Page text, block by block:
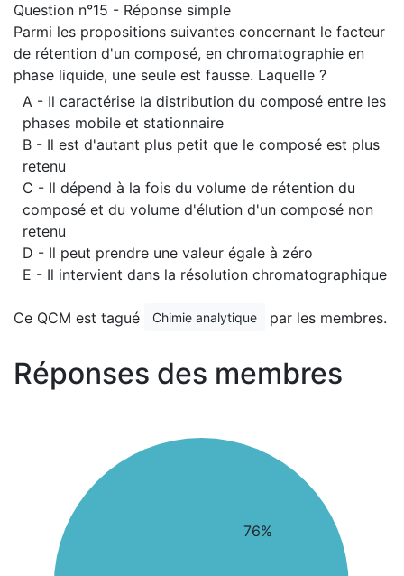
Question n°15 - Réponse simple
Parmi les propositions suivantes concernant le facteur
de rétention d'un composé, en chromatographie en
phase liquide, une seule est fausse. Laquelle ?
A - Il caractérise la distribution du composé entre les
phases mobile et stationnaire
B - Il est d'autant plus petit que le composé est plus
retenu
C - Il dépend à la fois du volume de rétention du
composé et du volume d'élution d'un composé non
retenu
D - Il peut prendre une valeur égale à zéro
E - Il intervient dans la résolution chromatographique
Ce QCM est tagué Chimie analytique par les membres.
Réponses des membres
76%